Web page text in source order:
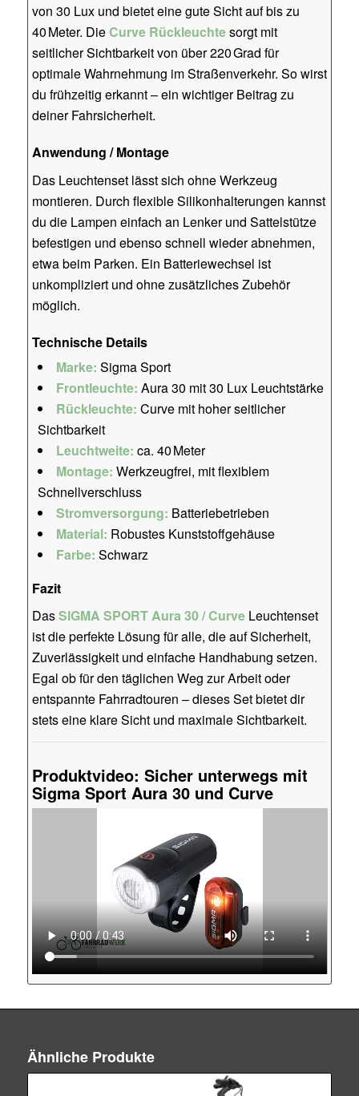
von 30 Lux und bietet eine gute Sicht auf bis zu
40 Meter. DieCurve Rückleuchtesorgt mit
seitlicher Sichtbarkeit von über 220 Grad für
optimale Wahrnehmung im Straßenverkehr. So wirst
du frühzeitig erkannt – ein wichtiger Beitrag zu
deiner Fahrsicherheit.
Anwendung / Montage
Das Leuchtenset lässt sich ohne Werkzeug
montieren. Durch flexible Silikonhalterungen kannst
du die Lampen einfach an Lenker und Sattelstütze
befestigen und ebenso schnell wieder abnehmen,
etwa beim Parken. Ein Batteriewechsel ist
unkompliziert und ohne zusätzliches Zubehör
möglich.
Technische Details
Marke: Sigma Sport
Frontleuchte: Aura 30 mit 30 Lux Leuchtstärke
Rückleuchte: Curve mit hoher seitlicher
Sichtbarkeit
Leuchtweite: ca. 40 Meter
Montage: Werkzeugfrei, mit flexiblem
Schnellverschluss
Stromversorgung: Batteriebetrieben
Material: Robustes Kunststoffgehäuse
Farbe: Schwarz
Fazit
DasSIGMA SPORT Aura 30 / CurveLeuchtenset
ist die perfekte Lösung für alle, die auf Sicherheit,
Zuverlässigkeit und einfache Handhabung setzen.
Egal ob für den täglichen Weg zur Arbeit oder
entspannte Fahrradtouren – dieses Set bietet dir
stets eine klare Sicht und maximale Sichtbarkeit.
Produktvideo: Sicher unterwegs mit
Sigma Sport Aura 30 und Curve
Ähnliche Produkte